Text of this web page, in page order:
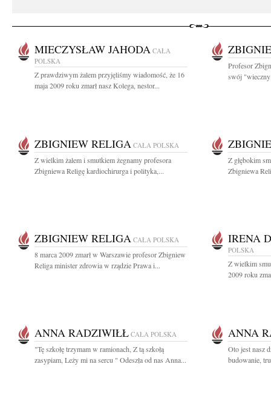
MIECZYSŁAW JAHODA CAŁA
POLSKA
Z prawdziwym żalem przyjęliśmy wiadomość, że 16
maja 2009 roku zmarł nasz Kolega, nestor...
Profesor
swój
ZBIGNIEW RELIGA CAŁA POLSKA
Z wielkim żalem i smutkiem żegnamy profesora
Zbigniewa Religę kardiochirurga i polityka,...
Z głębokim
Zbigniewa
ZBIGNIEW RELIGA CAŁA POLSKA
8 marca 2009 zmarł w Warszawie profesor Zbigniew
Religa minister zdrowia w rządzie Prawa i...
IRENA
POLSKA
Z wielkim
2009 roku
ANNA RADZIWIŁŁ CAŁA POLSKA
"Tę szkołę trzymam w ramionach, Z tą szkołą
zasypiam, Leży mi na sercu " Odeszła od nas Anna...
ANNA
Oto jest nasz
budowanie,